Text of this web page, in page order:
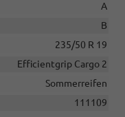
A
B
235/50 R 19
Efficientgrip Cargo 2
Sommerreifen
111109